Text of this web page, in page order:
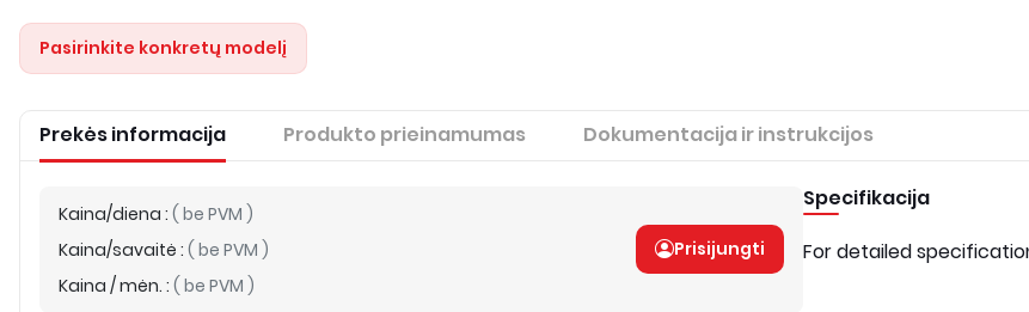
Pasirinkite konkretų modelį
Prekės informacija Produkto prieinamumas Dokumentacija ir instrukcijos
Kaina/diena : ( be PVM )
Kaina/savaitė : ( be PVM )
Kaina / mėn. : ( be PVM )
Prisijungti
Specifikacija
For detailed